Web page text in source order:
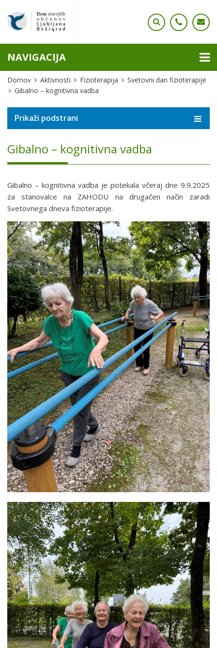
NAVIGACIJA
Domov Aktivnosti Fizioterapija
Svetovni dan fizioterapije
Gibalno – kognitivna vadba
Prikaži podstrani
Gibalno – kognitivna vadba
Gibalno – kognitivna vadba je potekala včeraj dne 9.9.2025
za stanovalce na ZAHODU na drugačen način zaradi
Svetovnega dneva fizioterapije.